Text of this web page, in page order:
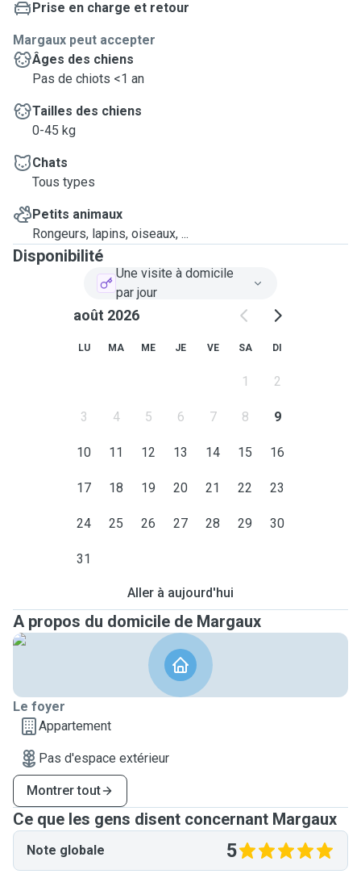
Prise en charge et retour
Margaux peut accepter
Âges des chiens
Pas de chiots <1 an
Tailles des chiens
0-45 kg
Chats
Tous types
Petits animaux
Rongeurs, lapins, oiseaux, ...
Disponibilité
Une visite à domicile
par jour
août 2026
LU MA ME JE VE SA DI
1 2
3 4 5 6 7 8 9
10 11 12 13 14 15 16
17 18 19 20 21 22 23
24 25 26 27 28 29 30
31
Aller à aujourd'hui
A propos du domicile de Margaux
Le foyer
Appartement
Pas d'espace extérieur
Montrer tout
Ce que les gens disent concernant Margaux
Note globale 5